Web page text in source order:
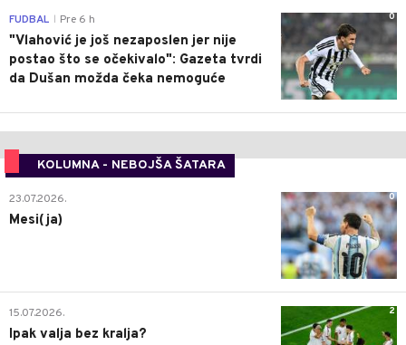
0
FUDBAL Pre 6 h
"Vlahović je još nezaposlen jer nije
postao što se očekivalo": Gazeta tvrdi
da Dušan možda čeka nemoguće
KOLUMNA - NEBOJŠA ŠATARA
0
23.07.2026.
Mesi(ja)
2
15.07.2026.
Ipak valja bez kralja?